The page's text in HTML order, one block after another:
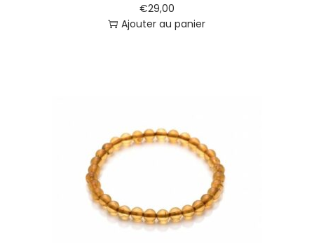
€29,00
Ajouter au panier